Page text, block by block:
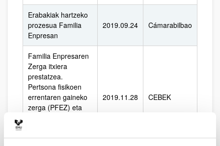
Erabakiak hartzeko
prozesua Familia
Enpresan
2019.09.24 Cámarabilbao
Familia Enpresaren
Zerga itxiera
prestatzea.
Pertsona fisikoen
errentaren gaineko
zerga (PFEZ) eta
berritasunak
2019.11.28 CEBEK